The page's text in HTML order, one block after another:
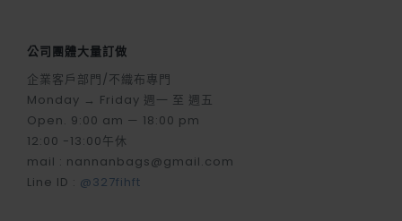
公司團體大量訂做
企業客戶部門/不織布專門
Monday → Friday 週一 至 週五
Open. 9:00 am — 18:00 pm
12:00 -13:00午休
mail : nannanbags@gmail.com
Line ID : @327fihft